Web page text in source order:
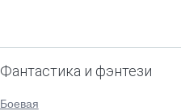
Фантастика и фэнтези
Боевая